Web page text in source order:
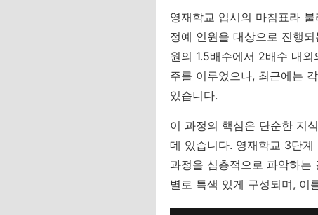
영재학교 입시의 마침표라
정예 인원을 대상으로 진행
원의 1.5배수에서 2배수 내
주를 이루었으나, 최근에는
있습니다.
이 과정의 핵심은 단순한 지
데 있습니다. 영재학교 3단계
과정을 심층적으로 파악하는
별로 특색 있게 구성되며, 이